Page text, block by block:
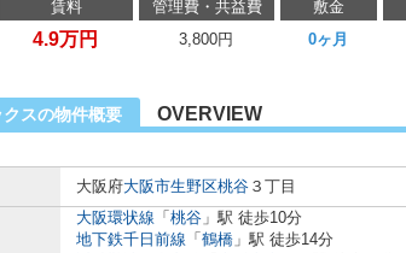
賃料 管理費・共益費 敷金
4.9万円 3,800円 0ヶ月
スの物件概要 OVERVIEW
大阪府大阪市生野区桃谷 ３丁目
大阪環状線 「 桃谷 」駅 徒歩10分
地下鉄千日前線 「 鶴橋 」駅 徒歩14分